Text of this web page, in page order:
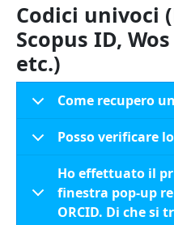
Codici univoci
Scopus ID,
etc.)
Come recupero
Posso verificare
Ho effettuato il
finestra pop-up
ORCID. Di che si